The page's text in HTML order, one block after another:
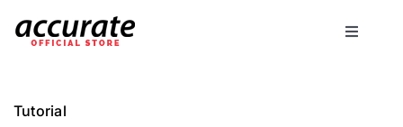
Toggle
Tutorial